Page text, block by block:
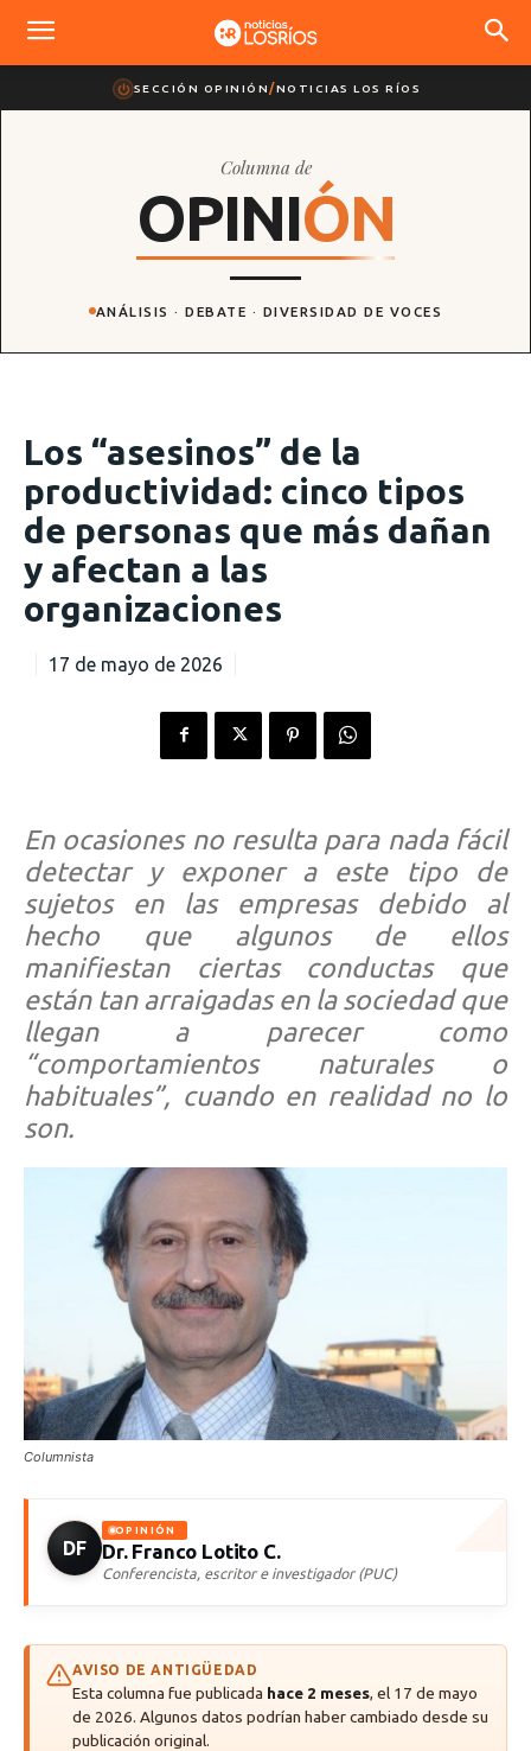
SECCIÓN OPINIÓN/NOTICIAS LOS RÍOS
Columna de
OPINIÓN
ANÁLISIS · DEBATE · DIVERSIDAD DE VOCES
Los “asesinos” de la
productividad: cinco tipos
de personas que más dañan
y afectan a las
organizaciones
17 de mayo de 2026
En ocasiones no resulta para nada fácil
detectar y exponer a este tipo de
sujetos en las empresas debido al
hecho que algunos de ellos
manifiestan ciertas conductas que
están tan arraigadas en la sociedad que
llegan a parecer como
“comportamientos naturales o
habituales”, cuando en realidad no lo
son.
Columnista
DF Dr. Franco Lotito C.
OPINIÓN
Conferencista, escritor e investigador (PUC)
AVISO DE ANTIGÜEDAD
Esta columna fue publicada hace 2 meses, el 17 de mayo
de 2026. Algunos datos podrían haber cambiado desde su
publicación original.